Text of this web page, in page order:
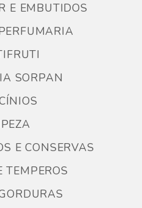
E EMBUTIDOS
SORPAN
E CONSERVAS
TEMPEROS